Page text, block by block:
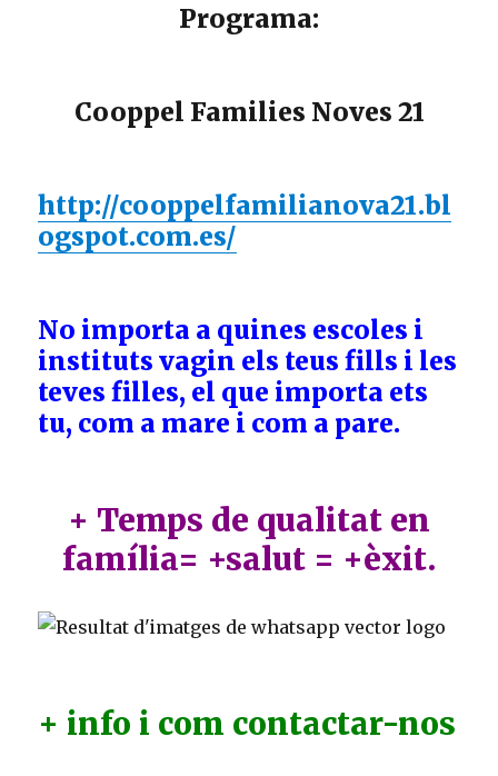
Programa:
Cooppel Families Noves 21
http://cooppelfamilianova21.bl
ogspot.com.es/
No importa a quines escoles i
instituts vagin els teus fills i les
teves filles, el que importa ets
tu, com a mare i com a pare.
+ Temps de qualitat en
família= +salut = +èxit.
+ info i com contactar-nos